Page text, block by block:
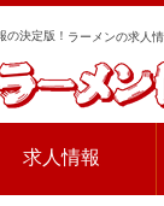
の決定版！ ラーメンの求人
求人情報